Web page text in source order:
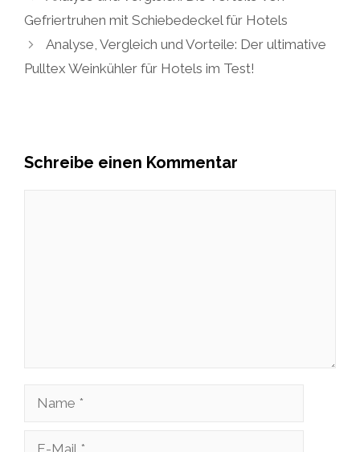
Gefriertruhen mit Schiebedeckel für Hotels
Analyse, Vergleich und Vorteile: Der ultimative
Pulltex Weinkühler für Hotels im Test!
Schreibe einen Kommentar
Name